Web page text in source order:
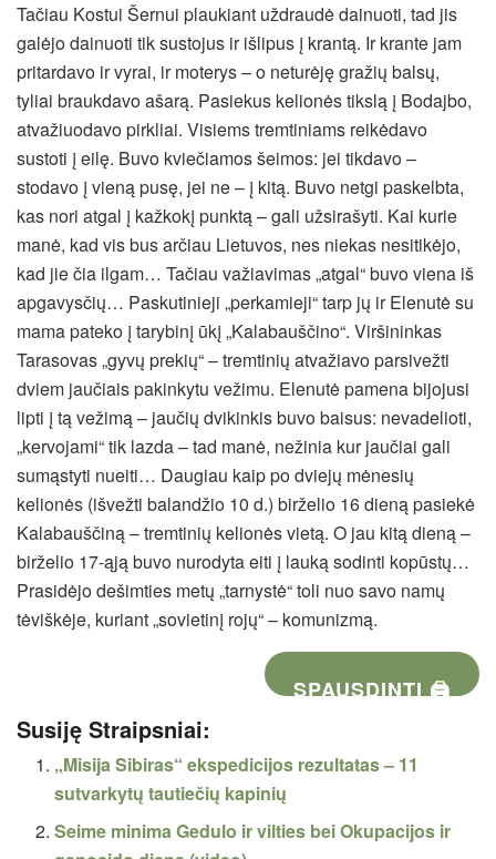
Tačiau Kostui Šernui plaukiant uždraudė dainuoti, tad jis
galėjo dainuoti tik sustojus ir išlipus į krantą. Ir krante jam
pritardavo ir vyrai, ir moterys – o neturėję gražių balsų,
tyliai braukdavo ašarą. Pasiekus kelionės tikslą į Bodajbo,
atvažiuodavo pirkliai. Visiems tremtiniams reikėdavo
sustoti į eilę. Buvo kviečiamos šeimos: jei tikdavo –
stodavo į vieną pusę, jei ne – į kitą. Buvo netgi paskelbta,
kas nori atgal į kažkokį punktą – gali užsirašyti. Kai kurie
manė, kad vis bus arčiau Lietuvos, nes niekas nesitikėjo,
kad jie čia ilgam… Tačiau važiavimas „atgal“ buvo viena iš
apgavysčių… Paskutinieji „perkamieji“ tarp jų ir Elenutė su
mama pateko į tarybinį ūkį „Kalabauščino“. Viršininkas
Tarasovas „gyvų prekių“ – tremtinių atvažiavo parsivežti
dviem jaučiais pakinkytu vežimu. Elenutė pamena bijojusi
lipti į tą vežimą – jaučių dvikinkis buvo baisus: nevadelioti,
„kervojami“ tik lazda – tad manė, nežinia kur jaučiai gali
sumąstyti nueiti… Daugiau kaip po dviejų mėnesių
kelionės (išvežti balandžio 10 d.) birželio 16 dieną pasiekė
Kalabauščiną – tremtinių kelionės vietą. O jau kitą dieną –
birželio 17-ąją buvo nurodyta eiti į lauką sodinti kopūstų…
Prasidėjo dešimties metų „tarnystė“ toli nuo savo namų
tėviškėje, kuriant „sovietinį rojų“ – komunizmą.
SPAUSDINTI 🖨
Susiję Straipsniai:
„Misija Sibiras“ ekspedicijos rezultatas – 11
sutvarkytų tautiečių kapinių
Seime minima Gedulo ir vilties bei Okupacijos ir